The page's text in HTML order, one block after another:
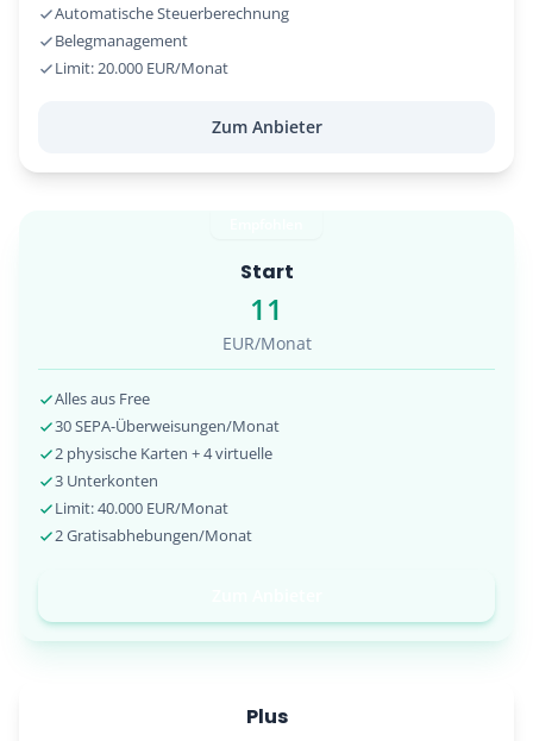
Automatische Steuerberechnung
Belegmanagement
Limit: 20.000 EUR/Monat
Zum Anbieter
Start
11
EUR/Monat
Alles aus Free
30 SEPA-Überweisungen/Monat
2 physische Karten + 4 virtuelle
3 Unterkonten
Limit: 40.000 EUR/Monat
2 Gratisabhebungen/Monat
Plus